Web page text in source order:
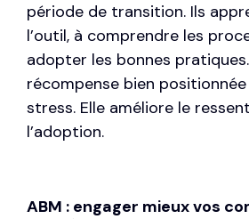
période de transition. Ils
l’outil, à comprendre les
adopter les bonnes
récompense bien
stress. Elle améliore le
l’adoption.
ABM : engager mieux vos